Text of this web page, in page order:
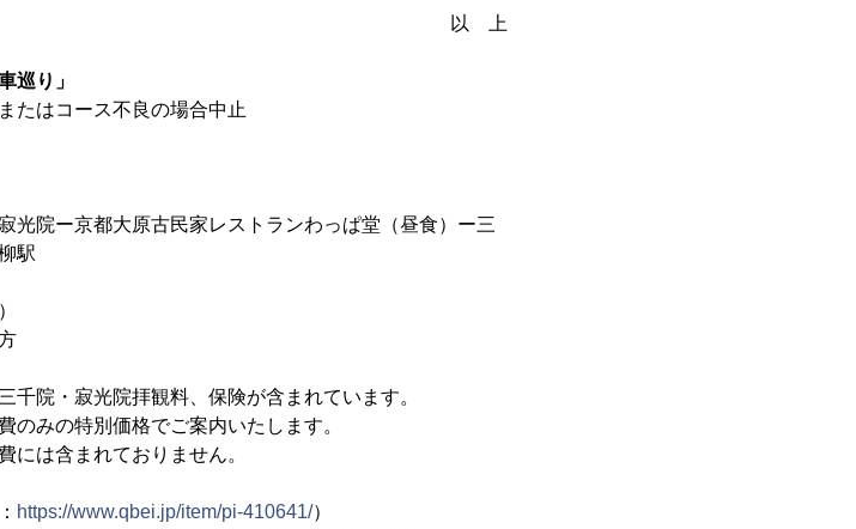
以 上
巡り」
たはコース不良の場合中止
光院ー京都大原古民家レストランわっぱ堂（昼食）ー三
駅
千院・寂光院拝観料、保険が含まれています。
のみの特別価格でご案内いたします。
には含まれておりません。
https://www.qbei.jp/item/pi-410641/）